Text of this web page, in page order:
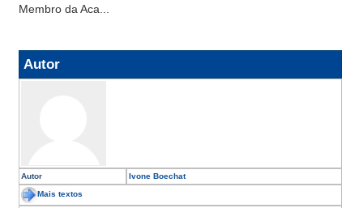
Membro da Aca...
Autor
Autor Ivone Boechat
Mais textos